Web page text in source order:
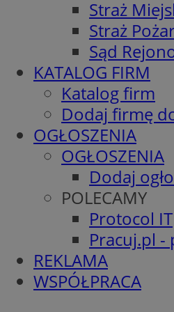
Straż
Straż
Sąd
KATALOG FIRM
Katalog firm
Dodaj firmę
OGŁOSZENIA
OGŁOSZENIA
Dodaj
POLECAMY
Protocol IT
Pracuj.pl -
REKLAMA
WSPÓŁPRACA